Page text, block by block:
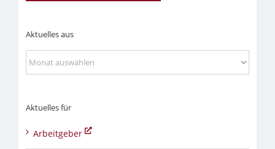
Aktuelles aus
Aktuelles
aus
Aktuelles für
Arbeitgeber